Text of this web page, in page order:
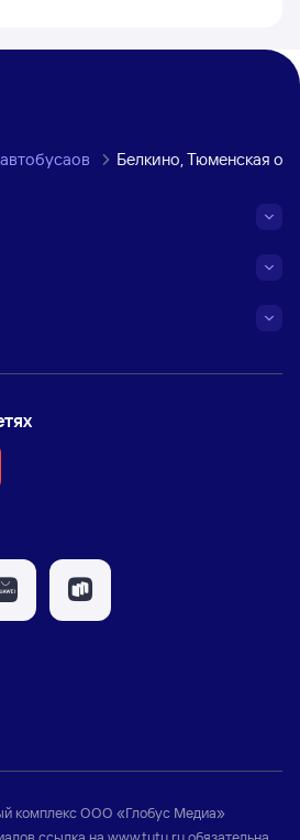
Белкино, Тюменская
комплексООО «Глобус Медиа»